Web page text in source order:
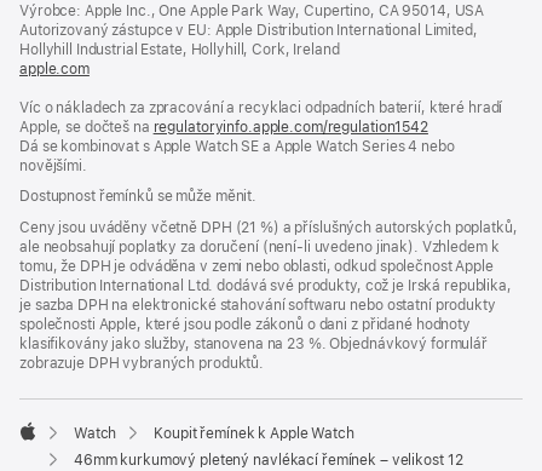
v novém
okně)
Výrobce: Apple Inc., One Apple Park Way, Cupertino, CA 95014, USA
Autorizovaný zástupce v EU: Apple Distribution International Limited,
Hollyhill Industrial Estate, Hollyhill, Cork, Ireland
apple.com(otevře
v novém
okně)
Víc o nákladech za zpracování a recyklaci odpadních baterií, které hradí
Apple, se dočteš na regulatoryinfo.apple.com/regulation1542(otevře
se
Dá se kombinovat s Apple Watch SE a Apple Watch Series 4 nebo
novějšími.
Dostupnost řemínků se může měnit.
Ceny jsou uváděny včetně DPH (21 %) a příslušných autorských poplatků,
ale neobsahují poplatky za doručení (není-li uvedeno jinak). Vzhledem k
tomu, že DPH je odváděna v zemi nebo oblasti, odkud společnost Apple
Distribution International Ltd. dodává své produkty, což je Irská republika,
je sazba DPH na elektronické stahování softwaru nebo ostatní produkty
společnosti Apple, které jsou podle zákonů o dani z přidané hodnoty
klasifikovány jako služby, stanovena na 23 %. Objednávkový formulář
zobrazuje DPH vybraných produktů.
Apple
Watch
Koupit řemínek k Apple Watch
46mm kurkumový pletený navlékací řemínek – velikost 12